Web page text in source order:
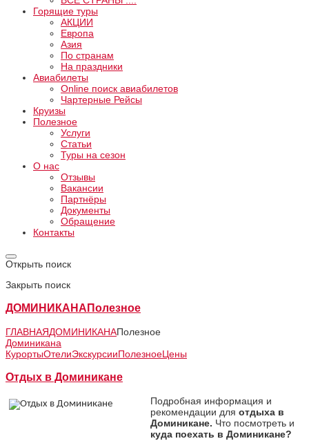
Горящие туры
АКЦИИ
Европа
Азия
По странам
На праздники
Авиабилеты
Online поиск авиабилетов
Чартерные Рейсы
Круизы
Полезное
Услуги
Статьи
Туры на сезон
О нас
Отзывы
Вакансии
Партнёры
Документы
Обращение
Контакты
Открыть поиск
Закрыть поиск
ДОМИНИКАНА Полезное
ГЛАВНАЯДОМИНИКАНАПолезное
Доминикана
КурортыОтелиЭкскурсииПолезноеЦены
Отдых в Доминикане
Подробная информация и
рекомендации для отдыха в
Доминикане. Что посмотреть и
куда поехать в Доминикане?